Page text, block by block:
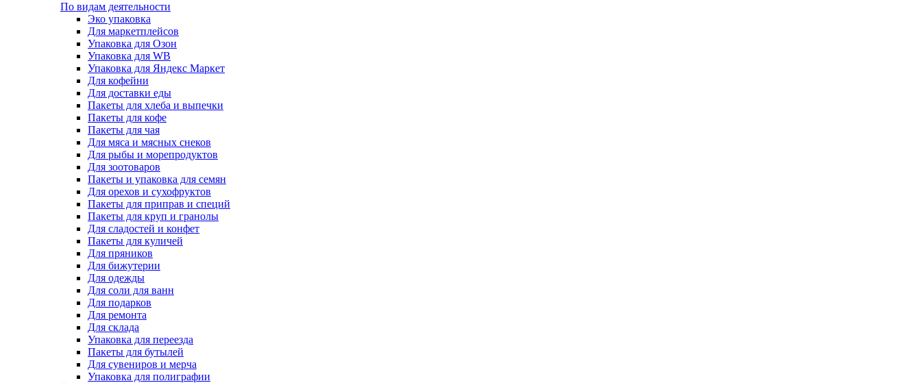
По видам деятельности
Эко упаковка
Для маркетплейсов
Упаковка для Озон
Упаковка для WB
Упаковка для Яндекс Маркет
Для кофейни
Для доставки еды
Пакеты для хлеба и выпечки
Пакеты для кофе
Пакеты для чая
Для мяса и мясных снеков
Для рыбы и морепродуктов
Для зоотоваров
Пакеты и упаковка для семян
Для орехов и сухофруктов
Пакеты для приправ и специй
Пакеты для круп и гранолы
Для сладостей и конфет
Пакеты для куличей
Для пряников
Для бижутерии
Для одежды
Для соли для ванн
Для подарков
Для ремонта
Для склада
Упаковка для переезда
Пакеты для бутылей
Для сувениров и мерча
Упаковка для полиграфии